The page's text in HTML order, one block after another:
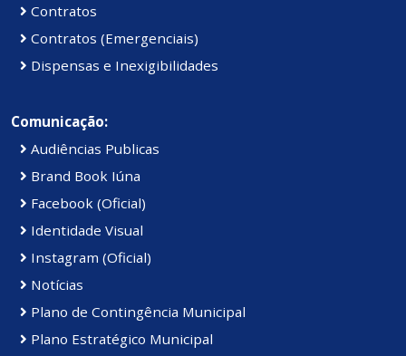
Contratos
Contratos (Emergenciais)
Dispensas e Inexigibilidades
Comunicação:
Audiências Publicas
Brand Book Iúna
Facebook (Oficial)
Identidade Visual
Instagram (Oficial)
Notícias
Plano de Contingência Municipal
Plano Estratégico Municipal